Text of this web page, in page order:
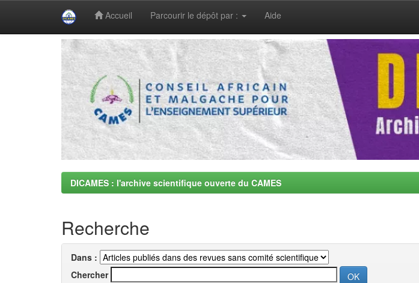
Accueil Parcourir le dépôt par : Aide
DICAMES : l'archive scientifique ouverte du CAMES
Recherche
Dans :
Chercher